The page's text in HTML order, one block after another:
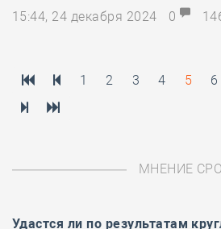
15:44, 24 декабря 2024
0
1 2 3 4 5 6
МНЕНИЕ СРО
Удастся ли по результатам